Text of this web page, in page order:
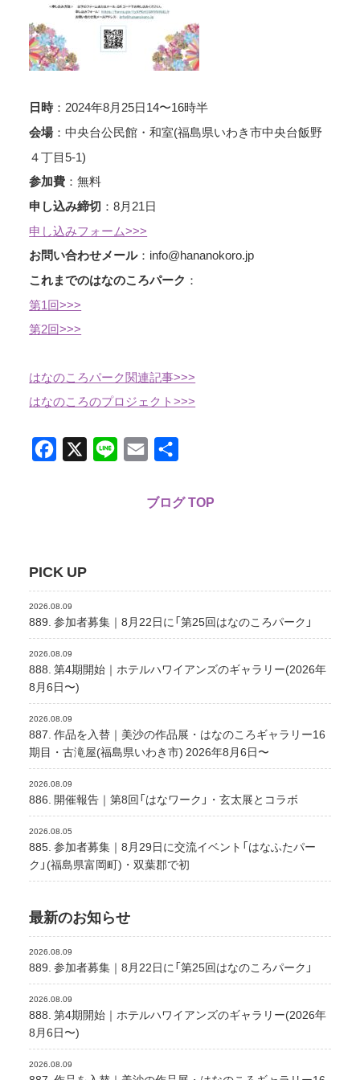
日時：2024年8月25日14〜16時半
会場：中央台公民館・和室(福島県いわき市中央台飯野
４丁目5-1)
参加費 ：無料
申し込み締切 ：8月21日
申し込みフォーム>>>
お問い合わせメール：info@hananokoro.jp
これまでのはなのころパーク ：
第1回>>>
第2回>>>
はなのころパーク関連記事>>>
はなのころのプロジェクト>>>
Facebook
X Line Email
ブログ TOP
PICK UP
2026.08.09
889. 参加者募集｜8月22日に「第25回はなのころパーク」
2026.08.09
888. 第4期開始｜ホテルハワイアンズのギャラリー(2026年
8月6日〜)
2026.08.09
887. 作品を入替｜美沙の作品展・はなのころギャラリー16
期目・古滝屋(福島県いわき市) 2026年8月6日〜
2026.08.09
886. 開催報告｜第8回「はなワーク」・玄太展とコラボ
2026.08.05
885. 参加者募集｜8月29日に交流イベント「はなふたパー
ク」(福島県富岡町)・双葉郡で初
最新のお知らせ
2026.08.09
889. 参加者募集｜8月22日に「第25回はなのころパーク」
2026.08.09
888. 第4期開始｜ホテルハワイアンズのギャラリー(2026年
8月6日〜)
2026.08.09